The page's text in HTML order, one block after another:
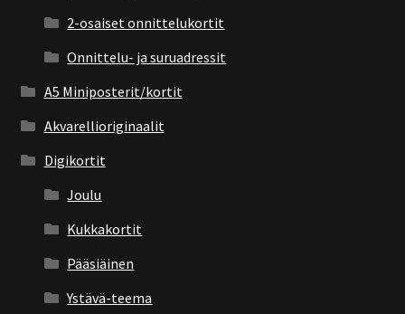
2-osaiset onnittelukortit
Onnittelu- ja suruadressit
A5 Miniposterit/kortit
Akvarellioriginaalit
Digikortit
Joulu
Kukkakortit
Pääsiäinen
Ystävä-teema